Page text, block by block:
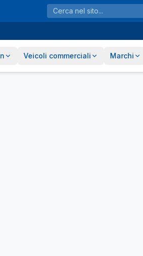
Veicoli commerciali Marchi